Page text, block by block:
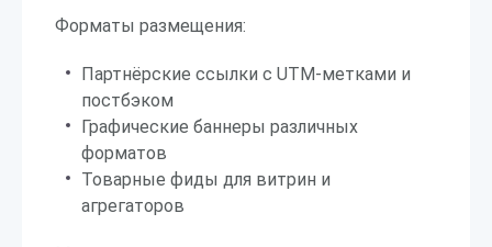
Форматы размещения:
Партнёрские ссылки с UTM-метками и
постбэком
Графические баннеры различных
форматов
Товарные фиды для витрин и
агрегаторов